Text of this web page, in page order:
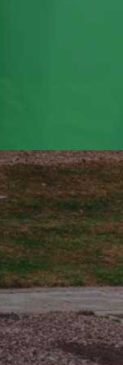
métiers
proposé par ViteUnDevis.com-